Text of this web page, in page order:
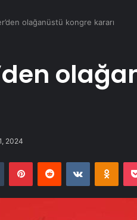
olağanüstü kongre kararı
2024
Tumblr PinterestReddit VKontakte